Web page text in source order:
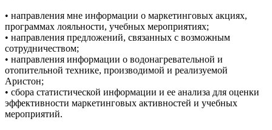
• направления мне информации о маркетинговых акциях,
программах лояльности, учебных мероприятиях;
• направления предложений, связанных с возможным
сотрудничеством;
• направления информации о водонагревательной и
отопительной технике, производимой и реализуемой
Аристон;
• сбора статистической информации и ее анализа для оценки
эффективности маркетинговых активностей и учебных
мероприятий.